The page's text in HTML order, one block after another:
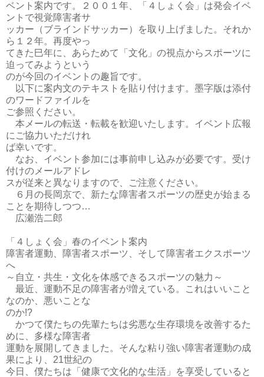
ベント案内です。２００１年、「４しょく会」は発会イベ
ントで視覚障害者サ
ッカー（ブラインドサッカー）を取り上げました。それか
ら１２年。再度やっ
てきた巳年に、あらためて「文化」の視点からスポーツに
迫ってみようという
のが今回のイベントの趣旨です。
以下に案内文のテキストを貼り付けます。墨字版は添付
のワードファイルを
ご参照ください。
本メールの転送・転載を歓迎いたします。イベント広報
にご協力いただけれ
ば幸いです。
なお、イベント参加には事前申し込みが必要です。受け
付けのメールアドレ
スが従来と異なりますので、ご注意ください。
６月の長岡京で、新たな障害者スポーツの歴史が始まる
ことを期待しつつ…
広瀬浩二郎
「４しょく会」春のイベント案内
障害者運動、障害者スポーツ、そして障害者エクスポーツ
へ
～自立・共生・文化を体感できるスポーツの魅力～
最近、運動不足の障害者が増えている。これはいいこと
なのか、悪いことな
のか!?
かつて僕たちの先輩たちは劣悪な生存環境を改善するた
めに、多様な障害者
運動を展開してきました。そんな粘り強い障害者運動の成
果により、21世紀の
今日、僕たちは「健康で文化的な生活」を享受していると